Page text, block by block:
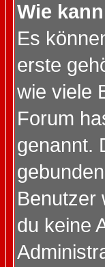
Wie
Es
erste
wie viele
Forum
genannt.
Benutzer
du keine